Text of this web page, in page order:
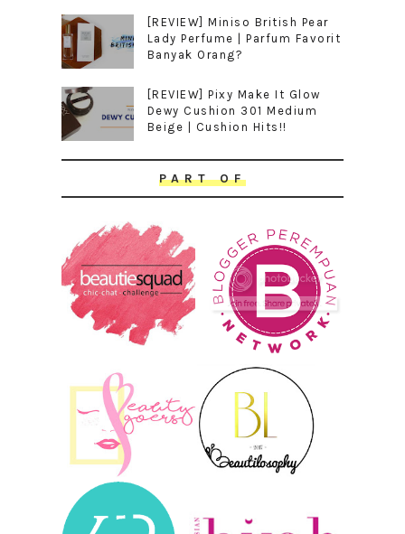
[REVIEW] Miniso British Pear
Lady Perfume | Parfum Favorit
Banyak Orang?
[REVIEW] Pixy Make It Glow
Dewy Cushion 301 Medium
Beige | Cushion Hits!!
PART OF